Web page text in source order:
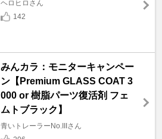
ヘロヒロさん
142
みんカラ：モニターキャンペー
ン【Premium GLASS COAT 3
000 or 樹脂パーツ復活剤 フェ
ムトブラック】
青いトレーラーNo.IIIさん